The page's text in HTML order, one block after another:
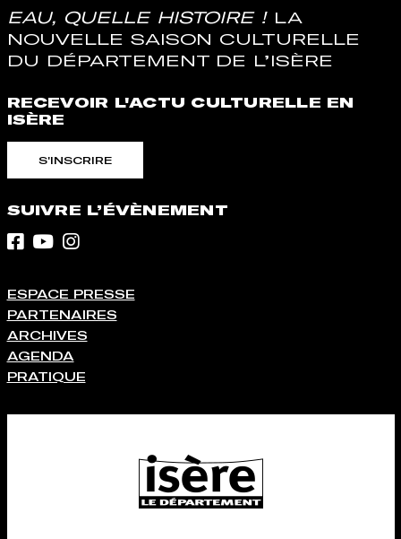
EAU, QUELLE HISTOIRE !LA
NOUVELLE SAISON CULTURELLE
DU DÉPARTEMENT DE L’ISÈRE
RECEVOIR L'ACTU CULTURELLE EN
ISÈRE
S'INSCRIRE
SUIVRE L’ÉVÈNEMENT
ESPACE PRESSE
PARTENAIRES
ARCHIVES
AGENDA
PRATIQUE